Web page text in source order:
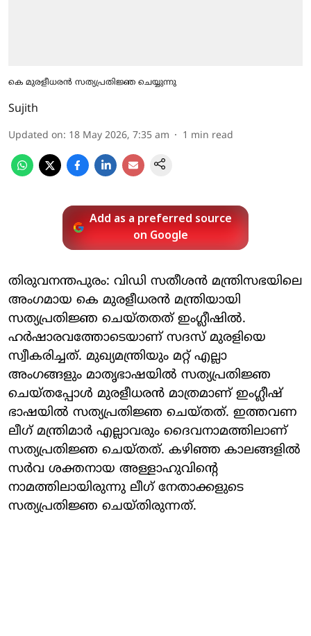
കെ മുരളീധരന്‍ സത്യപ്രതിജ്ഞ ചെയ്യുന്നു
Sujith
Updated on: 18 May 2026, 7:35 am 1 min read
Add as a preferred source
on Google
തിരുവനന്തപുരം: വിഡി സതീശന്‍ മന്ത്രിസഭയിലെ
അംഗമായ കെ മുരളീധരന്‍ മന്ത്രിയായി
സത്യപ്രതിജ്ഞ ചെയ്തതത് ഇംഗ്ലീഷില്‍.
ഹര്‍ഷാരവത്തോടെയാണ് സദസ് മുരളിയെ
സ്വീകരിച്ചത്. മുഖ്യമന്ത്രിയും മറ്റ് എല്ലാ
അംഗങ്ങളും മാതൃഭാഷയില്‍ സത്യപ്രതിജ്ഞ
ചെയ്തപ്പോള്‍ മുരളീധരന്‍ മാത്രമാണ് ഇംഗ്ലീഷ്
ഭാഷയില്‍ സത്യപ്രതിജ്ഞ ചെയ്തത്. ഇത്തവണ
ലീഗ് മന്ത്രിമാര്‍ എല്ലാവരും ദൈവനാമത്തിലാണ്
സത്യപ്രതിജ്ഞ ചെയ്തത്. കഴിഞ്ഞ കാലങ്ങളില്‍
സര്‍വ ശക്തനായ അള്ളാഹുവിന്റെ
നാമത്തിലായിരുന്നു ലീഗ് നേതാക്കളുടെ
സത്യപ്രതിജ്ഞ ചെയ്തിരുന്നത്.